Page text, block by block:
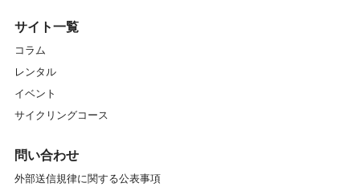
サイト一覧
コラム
レンタル
イベント
サイクリングコース
問い合わせ
外部送信規律に関する公表事項